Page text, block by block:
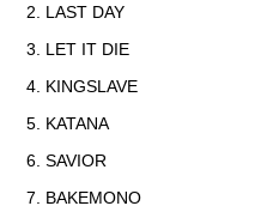
LAST DAY
LET IT DIE
KINGSLAVE
KATANA
SAVIOR
BAKEMONO